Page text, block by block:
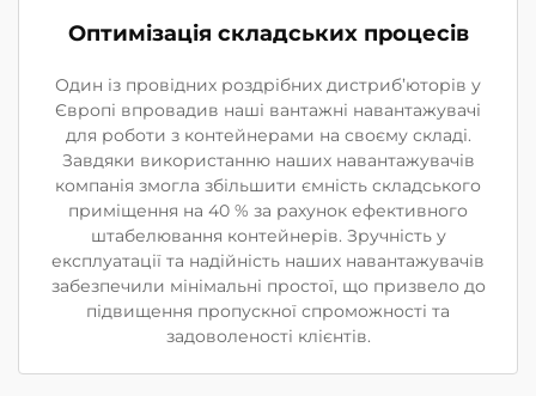
Оптимізація складських процесів
Один із провідних роздрібних дистриб’юторів у
Європі впровадив наші вантажні навантажувачі
для роботи з контейнерами на своєму складі.
Завдяки використанню наших навантажувачів
компанія змогла збільшити ємність складського
приміщення на 40 % за рахунок ефективного
штабелювання контейнерів. Зручність у
експлуатації та надійність наших навантажувачів
забезпечили мінімальні простої, що призвело до
підвищення пропускної спроможності та
задоволеності клієнтів.